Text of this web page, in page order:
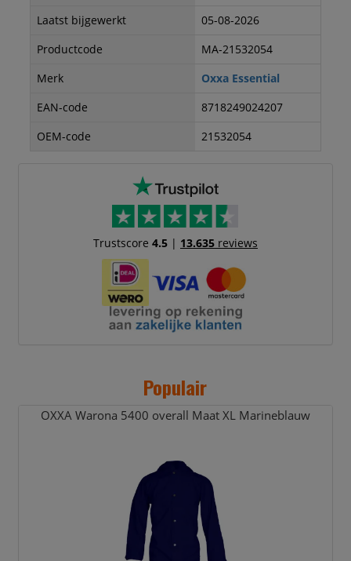
Laatst bijgewerkt
05-08-2026
Productcode
MA-21532054
Merk
Oxxa Essential
EAN-code
8718249024207
OEM-code
21532054
Trustscore 4.5| 13.635reviews
Populair
OXXA Warona 5400 overall Maat XL Marineblauw